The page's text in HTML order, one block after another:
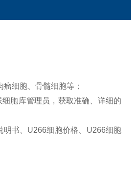
细胞、骨髓细胞等；
胞库管理员，获取准确、详细的
书、U266细胞价格、U266细胞